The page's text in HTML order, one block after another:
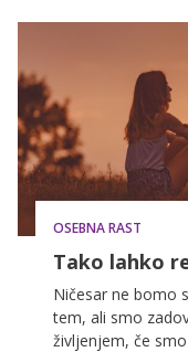
neprimernim
ponižajo in
preblizu.
obdobju, v
trenutku, ko
njihova žrtev.
OSEBNA RAST
Tako lahko
Ničesar ne bomo
tem, ali smo
življenjem, če